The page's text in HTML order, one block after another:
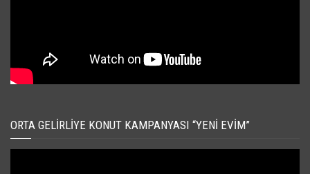
ORTA GELIRLIYE KONUT KAMPANYASI “YENI EVIM”